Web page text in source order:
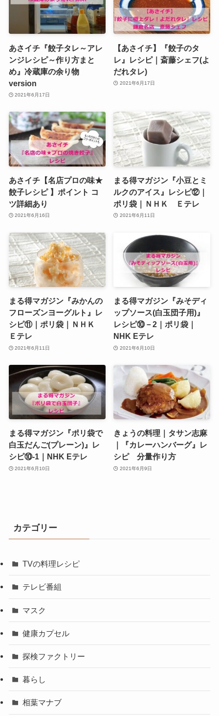
あさイチ『餃子タレ～アレ
ンジレシピ～作り方まと
め』冷蔵庫の余り物
version
2021年6月17日
【あさイチ】『餃子のタ
レ』レシピ｜斎藤シェフ(よ
だれタレ)
2021年6月17日
あさイチ【名店プロの味★
餃子レシピ 】ポイント コ
ツ詳細あり
2021年6月16日
まる得マガジン『小豆とミ
ルクのアイス』レシピ⑫｜
ポリ袋｜ＮＨＫ Ｅテレ
2021年6月11日
まる得マガジン『みかんの
フローズンヨーグルト』レ
シピ⑪｜ポリ袋｜ＮＨＫ
Ｅテレ
2021年6月11日
まる得マガジン『みそディ
ップソース(白玉団子用)』
レシピ⑩－2｜ポリ袋｜
NHK Eテレ
2021年6月10日
まる得マガジン『ポリ袋で
白玉だんご(プレーン)』レ
シピ⑩‐1｜NHK Eテレ
2021年6月10日
きょうの料理｜タサン志麻
｜『カレーハンバーグ』レ
シピ 分量作り方
2021年6月9日
カテゴリー
TVの料理レシピ
テレビ番組
マスク
健康カプセル
探検ファクトリー
暮らし
相葉マナブ